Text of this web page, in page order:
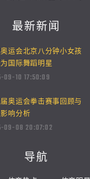
最新新闻
运会北京八分钟小女孩
国际舞蹈明星
09-10 17:50:09
奥运会拳击赛事回顾与
响分析
09-08 20:07:02
导航